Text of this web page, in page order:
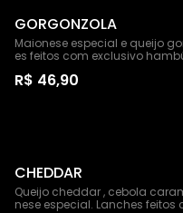
GORGONZOLA
Maionese especial e queijo
es feitos com exclusivo
a: Batata frita e maionese
R$ 46,90
CHEDDAR
Queijo cheddar , cebola
nese especial. Lanches feitos